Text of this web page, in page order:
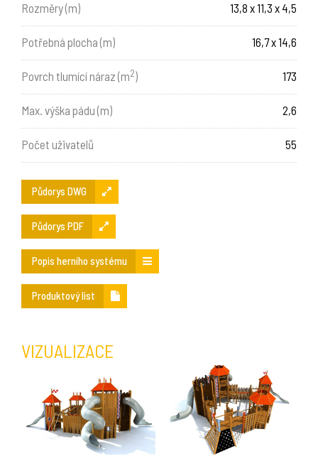
Rozměry (m) 13,8 x 11,3 x 4,5
Potřebná plocha (m) 16,7 x 14,6
Povrch tlumící náraz (m2) 173
Max. výška pádu (m) 2,6
Počet uživatelů 55
Půdorys DWG
Půdorys PDF
Popis herního systému
Produktový list
VIZUALIZACE